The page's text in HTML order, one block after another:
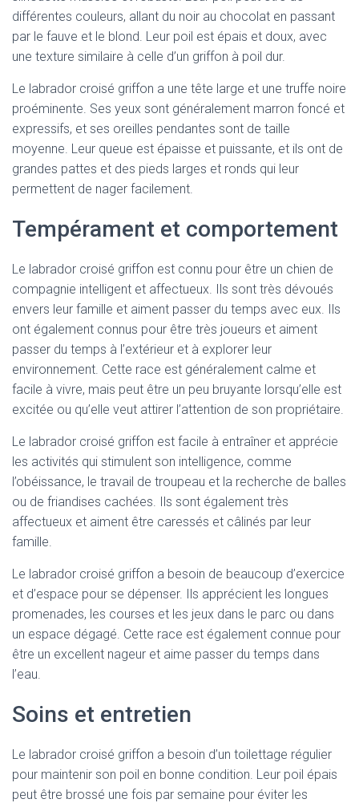
différentes couleurs, allant du noir au chocolat en passant
par le fauve et le blond. Leur poil est épais et doux, avec
une texture similaire à celle d’un griffon à poil dur.
Le labrador croisé griffon a une tête large et une truffe noire
proéminente. Ses yeux sont généralement marron foncé et
expressifs, et ses oreilles pendantes sont de taille
moyenne. Leur queue est épaisse et puissante, et ils ont de
grandes pattes et des pieds larges et ronds qui leur
permettent de nager facilement.
Tempérament et comportement
Le labrador croisé griffon est connu pour être un chien de
compagnie intelligent et affectueux. Ils sont très dévoués
envers leur famille et aiment passer du temps avec eux. Ils
ont également connus pour être très joueurs et aiment
passer du temps à l’extérieur et à explorer leur
environnement. Cette race est généralement calme et
facile à vivre, mais peut être un peu bruyante lorsqu’elle est
excitée ou qu’elle veut attirer l’attention de son propriétaire.
Le labrador croisé griffon est facile à entraîner et apprécie
les activités qui stimulent son intelligence, comme
l’obéissance, le travail de troupeau et la recherche de balles
ou de friandises cachées. Ils sont également très
affectueux et aiment être caressés et câlinés par leur
famille.
Le labrador croisé griffon a besoin de beaucoup d’exercice
et d’espace pour se dépenser. Ils apprécient les longues
promenades, les courses et les jeux dans le parc ou dans
un espace dégagé. Cette race est également connue pour
être un excellent nageur et aime passer du temps dans
l’eau.
Soins et entretien
Le labrador croisé griffon a besoin d’un toilettage régulier
pour maintenir son poil en bonne condition. Leur poil épais
peut être brossé une fois par semaine pour éviter les